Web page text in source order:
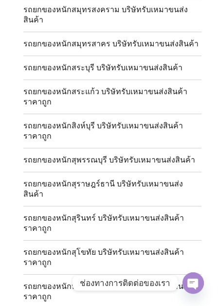
รถยกของหนักสมุทรสงคราม บริษัทรับเหมาขนส่ง
สินค้า
รถยกของหนักสมุทรสาคร บริษัทรับเหมาขนส่งสินค้า
รถยกของหนักสระบุรี บริษัทรับเหมาขนส่งสินค้า
รถยกของหนักสระแก้ว บริษัทรับเหมาขนส่งสินค้า
ราคาถูก
รถยกของหนักสิงห์บุรี บริษัทรับเหมาขนส่งสินค้า
ราคาถูก
รถยกของหนักสุพรรณบุรี บริษัทรับเหมาขนส่งสินค้า
รถยกของหนักสุราษฎร์ธานี บริษัทรับเหมาขนส่ง
สินค้า
รถยกของหนักสุรินทร์ บริษัทรับเหมาขนส่งสินค้า
ราคาถูก
รถยกของหนักสุโขทัย บริษัทรับเหมาขนส่งสินค้า
ราคาถูก
รถยกของหนักหนองคาย บริษัทรับเหมาขนส่งสินค้า
ราคาถูก
ช่องทางการติดต่อของเรา
OPEN